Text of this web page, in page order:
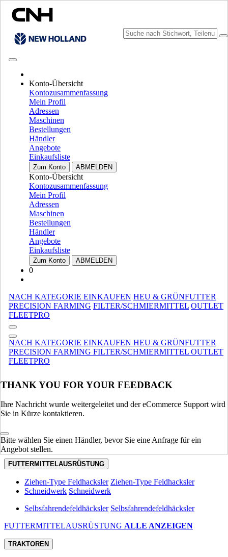
Konto-Übersicht
Kontozusammenfassung
Mein Profil
Adressen
Maschinen
Bestellungen
Händler
Angebote
Einkaufsliste
Zum Konto ABMELDEN
Konto-Übersicht
Kontozusammenfassung
Mein Profil
Adressen
Maschinen
Bestellungen
Händler
Angebote
Einkaufsliste
Zum Konto ABMELDEN
0
NACH KATEGORIE EINKAUFEN HEU & GRÜNFUTTER
PRECISION FARMING FILTER/SCHMIERMITTEL OUTLET
FLEETPRO
NACH KATEGORIE EINKAUFEN HEU & GRÜNFUTTER
PRECISION FARMING FILTER/SCHMIERMITTEL OUTLET
FLEETPRO
THANK YOU FOR YOUR FEEDBACK
Ihre Nachricht wurde weitergeleitet und der eCommerce Support wird
Sie in Kürze kontaktieren.
Bitte wählen Sie einen Händler, bevor Sie eine Anfrage für ein
Angebot stellen.
Marke wählen
Menü schließen
AUSSTATTUNG
AUSSTATTUNGALL AUSSTATTUNG
ERNTEAUSRÜSTUNG
Konventionelle Mähdreschern
Rotormähdresher Rotormähdresher
Schneidwerk Schneidwerk
Selbsfahrende Traubenlesemaschinen
Traubenlesemaschinen
Utility Mädrescher
Crossover Combines
ERNTEAUSRÜSTUNG
MATERIALHANDHABUNG
Stalldungstreuer Stalldungstreuer
Spezialisiert Spezialisiert
Ladeprogramm
MATERIALHANDHABUNGALLE ANZEIGEN
LEICHTE AUSRÜSTUNG
Kompakt Ketterlader Kompakt Ketterlader
Kompaktlader Kompaktlader
Kompakt-Radlader
LEICHTE AUSRÜSTUNGALLE ANZEIGEN
FUTTERMITTELAUSRÜSTUNG
Ziehen-Type Feldhacksler Ziehen-Type Feldhacksler
Schneidwerk Schneidwerk
Selbsfahrendefeldhäcksler Selbsfahrendefeldhäcksler
FUTTERMITTELAUSRÜSTUNG ALLE ANZEIGEN
TRAKTOREN